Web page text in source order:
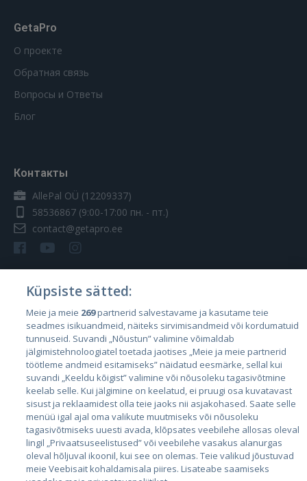
GetaPro
О проекте
Обратная связь
Вопросы и Ответы
Блог
Контакты
AllePal OÜ (12209337)
58536867 (9:00-17:00 пн. - пт.)
contact@getapro.ee
Страны
Эстония
Латвия
Литва
Küpsiste sätted:
Meie ja meie 269partnerid salvestavame ja kasutame teie
seadmes isikuandmeid, näiteks sirvimisandmeid või kordumatuid
tunnuseid. Suvandi „Nõustun” valimine võimaldab
jälgimistehnoloogiatel toetada jaotises „Meie ja meie partnerid
töötleme andmeid esitamiseks” näidatud eesmärke, sellal kui
suvandi „Keeldu kõigist” valimine või nõusoleku tagasivõtmine
keelab selle. Kui jälgimine on keelatud, ei pruugi osa kuvatavast
sisust ja reklaamidest olla teie jaoks nii asjakohased. Saate selle
menüü igal ajal oma valikute muutmiseks või nõusoleku
tagasivõtmiseks uuesti avada, klõpsates veebilehe allosas oleval
lingil „Privaatsuseelistused” või veebilehe vasakus alanurgas
oleval hõljuval ikoonil, kui see on olemas. Teie valikud jõustuvad
meie Veebisait kohaldamisala piires. Lisateabe saamiseks